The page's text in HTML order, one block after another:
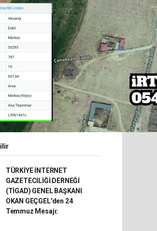
TÜRKİYE İNTERNET
GAZETECİLİĞİ DERNEĞİ
(TİGAD) GENEL BAŞKANI
OKAN GEÇGEL'den 24
Temmuz Mesajı: